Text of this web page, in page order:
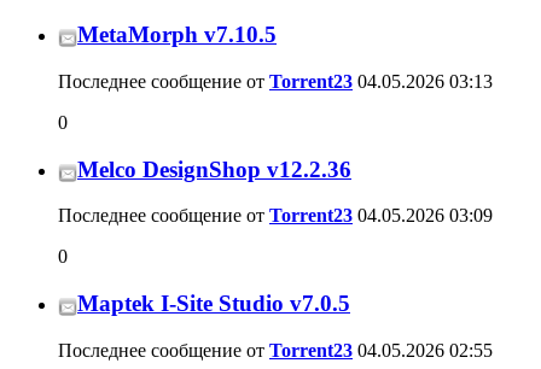
MetaMorph v7.10.5
Последнее сообщение от Torrent23 04.05.2026 03:13
0
Melco DesignShop v12.2.36
Последнее сообщение от Torrent23 04.05.2026 03:09
0
Maptek I-Site Studio v7.0.5
Последнее сообщение от Torrent23 04.05.2026 02:55